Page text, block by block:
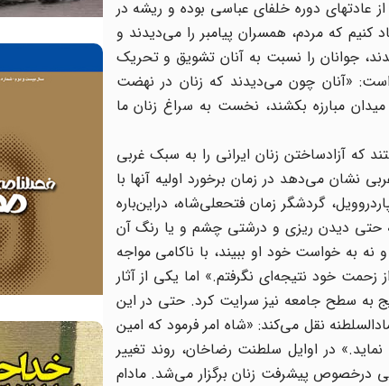
عادتهای‌ دوره‌ خلفای‌ عباسی‌ بوده و ریشه‌ در
کنیم‌ که‌ مردم، همسران‌ پیامبر را می‌دیدند و
جوانان‌ را نسبت‌ به‌ آنان‌ تشویق‌ و تحریک‌
«آنان‌ چون‌ می‌دیدند که‌ زنان‌ در نهضت‌
مبارزه بکشند، نخست‌ به‌ سراغ‌ زنان‌ ما
که آزادساختن‌ زنان‌ ایرانی‌ را به‌ سبک‌ غربی
نشان‌ می‌دهد در زمان برخورد اولیه آنها با
گردشگر زمان‌ فتحعلی‌شاه، دراین‌باره‌
که‌ حتی‌ دیدن‌ ریزی‌ و درشتی‌ چشم‌ و یا رنگ‌ آن‌
به‌ خواست‌ خود او ببیند، با ناکامی‌ مواجه‌
زحمت‌ خود نتیجه‌ای‌ نگرفتم.» اما یکی‌ از آثار
به‌ سطح‌ جامعه‌ نیز سرایت‌ کرد. حتی‌ در این‌
نقل‌ می‌کند: «شاه‌ امر فرمود که‌ امین‌
در اوایل‌ سلطنت‌ رضاخان، روند تغییر
درخصوص‌ پیشرفت‌ زنان‌ برگزار می‌شد. مادام‌